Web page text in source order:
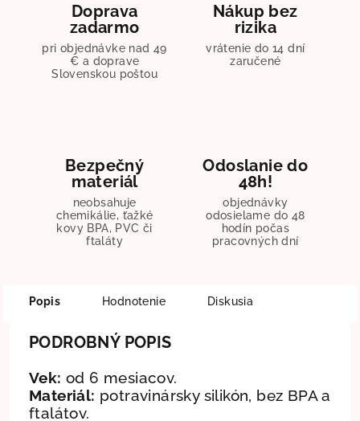
Doprava
zadarmo
pri objednávke nad 49
€ a doprave
Slovenskou poštou
Nákup bez
rizika
vrátenie do 14 dní
zaručené
Bezpečný
materiál
neobsahuje
chemikálie, ťažké
kovy BPA, PVC či
ftaláty
Odoslanie do
48h!
objednávky
odosielame do 48
hodín počas
pracovných dní
Popis Hodnotenie Diskusia
PODROBNÝ POPIS
Vek: od 6 mesiacov.
Materiál: potravinársky silikón, bez BPA a
ftalátov.